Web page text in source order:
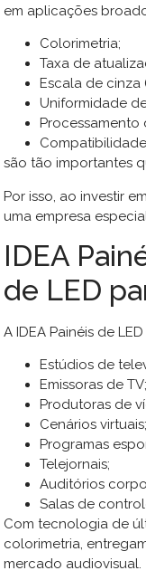
em aplicações
Colorimetria;
Taxa de
Escala de cinza
Uniformidade
Processamento
são tão importantes
Por isso, ao investir
uma empresa
IDEA
de LED
A IDEA Painéis de
Estúdios de
Emissoras de TV;
Produtoras de
Cenários virtuais;
Programas
Telejornais;
Auditórios
Salas de
Com tecnologia de
colorimetria,
mercado audiovisual.